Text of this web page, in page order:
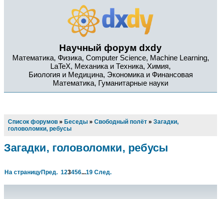
Научный форум dxdy
Математика, Физика, Computer Science, Machine Learning,
LaTeX, Механика и Техника, Химия,
Биология и Медицина, Экономика и Финансовая
Математика, Гуманитарные науки
Список форумов » Беседы » Свободный полёт » Загадки,
головоломки, ребусы
Загадки, головоломки, ребусы
На страницуПред. 123456...19 След.